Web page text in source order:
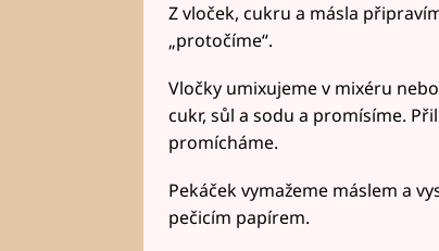
Z vloček, cukru a másla
„protočíme“.
Vločky umixujeme v mixéru
cukr, sůl a sodu a promísíme.
promícháme.
Pekáček vymažeme máslem a
pečicím papírem.